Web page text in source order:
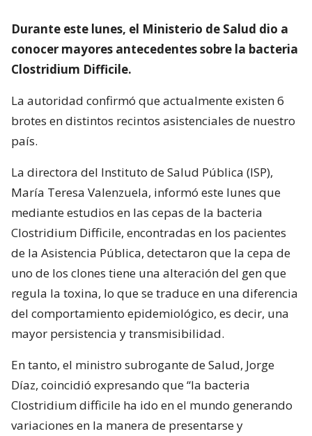
Durante este lunes, el Ministerio de Salud dio a
conocer mayores antecedentes sobre la bacteria
Clostridium Difficile.
La autoridad confirmó que actualmente existen 6
brotes en distintos recintos asistenciales de nuestro
país.
La directora del Instituto de Salud Pública (ISP),
María Teresa Valenzuela, informó este lunes que
mediante estudios en las cepas de la bacteria
Clostridium Difficile, encontradas en los pacientes
de la Asistencia Pública, detectaron que la cepa de
uno de los clones tiene una alteración del gen que
regula la toxina, lo que se traduce en una diferencia
del comportamiento epidemiológico, es decir, una
mayor persistencia y transmisibilidad.
En tanto, el ministro subrogante de Salud, Jorge
Díaz, coincidió expresando que “la bacteria
Clostridium difficile ha ido en el mundo generando
variaciones en la manera de presentarse y